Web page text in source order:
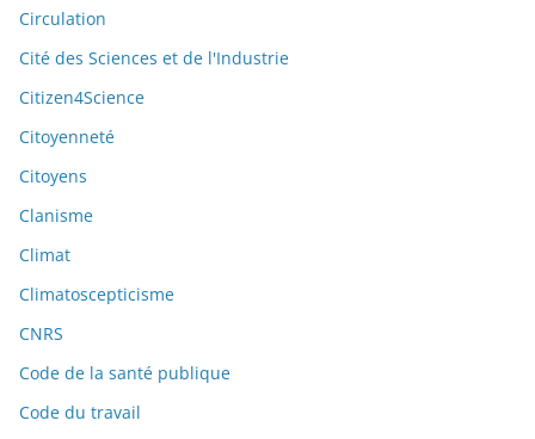
Circulation
Cité des Sciences et de l'Industrie
Citizen4Science
Citoyenneté
Citoyens
Clanisme
Climat
Climatoscepticisme
CNRS
Code de la santé publique
Code du travail